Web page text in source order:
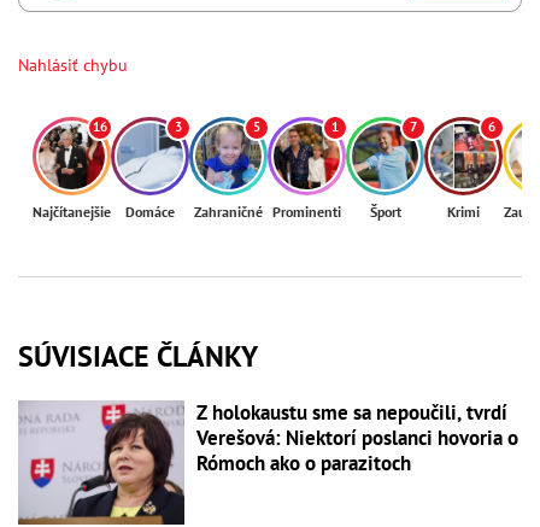
Nahlásiť chybu
16
Najčítanejšie
3
Domáce
5
Zahraničné
1
Prominenti
7
Šport
6
Krimi
SÚVISIACE ČLÁNKY
Z holokaustu sme sa nepoučili, tvrdí
Verešová: Niektorí poslanci hovoria o
Rómoch ako o parazitoch